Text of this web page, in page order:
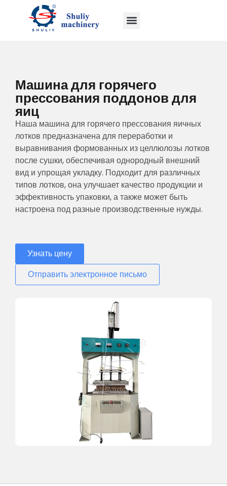
Машина для горячего
прессования поддонов для
яиц
Наша машина для горячего прессования яичных
лотков предназначена для переработки и
выравнивания формованных из целлюлозы лотков
после сушки, обеспечивая однородный внешний
вид и упрощая укладку. Подходит для различных
типов лотков, она улучшает качество продукции и
эффективность упаковки, а также может быть
настроена под разные производственные нужды.
Узнать цену
Отправить электронное письмо